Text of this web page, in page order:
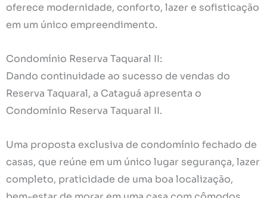
oferece modernidade, conforto, lazer e sofisticação
em um único empreendimento.
Condomínio Reserva Taquaral II:
Dando continuidade ao sucesso de vendas do
Reserva Taquaral, a Cataguá apresenta o
Condomínio Reserva Taquaral II.
Uma proposta exclusiva de condomínio fechado de
casas, que reúne em um único lugar segurança, lazer
completo, praticidade de uma boa localização,